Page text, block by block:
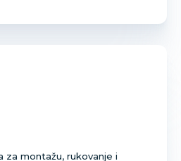
za montažu, rukovanje i